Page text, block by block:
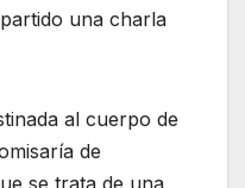
una charla
al cuerpo de
de
se trata de una